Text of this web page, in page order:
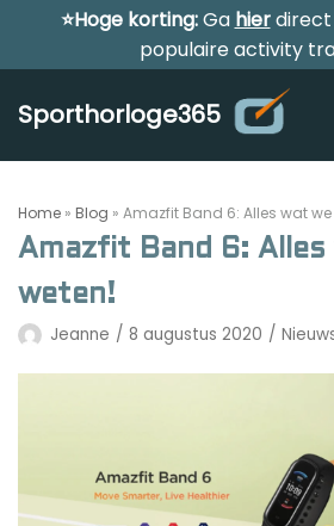
Meteen
inhoud
⭐Hoge korting:Ga hierdirect
populaire activity
Sporthorloge365
Alle sporthorloges
Activity tracker
Gezondheidshorloge
Amazfit
Home » Blog » Amazfit Band 6: Alles wat
Amazfit Band 6: Alles
weten!
Jeanne 8 augustus 2020